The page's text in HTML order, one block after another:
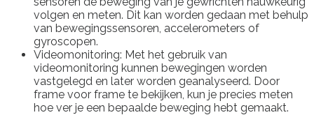
volgen en meten. Dit kan worden gedaan met behulp
van bewegingssensoren, accelerometers of
gyroscopen.
Videomonitoring: Met het gebruik van
videomonitoring kunnen bewegingen worden
vastgelegd en later worden geanalyseerd. Door
frame voor frame te bekijken, kun je precies meten
hoe ver je een bepaalde beweging hebt gemaakt.